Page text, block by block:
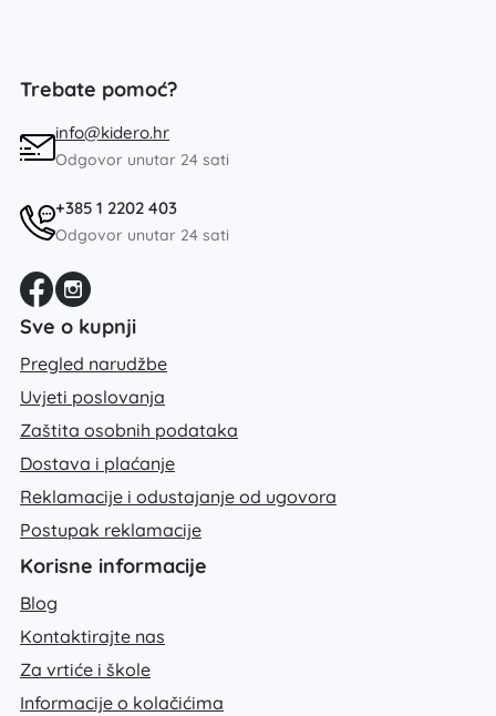
Trebate pomoć?
info@kidero.hr
Odgovor unutar 24 sati
+385 1 2202 403
Odgovor unutar 24 sati
Sve o kupnji
Pregled narudžbe
Uvjeti poslovanja
Zaštita osobnih podataka
Dostava i plaćanje
Reklamacije i odustajanje od ugovora
Postupak reklamacije
Korisne informacije
Blog
Kontaktirajte nas
Za vrtiće i škole
Informacije o kolačićima